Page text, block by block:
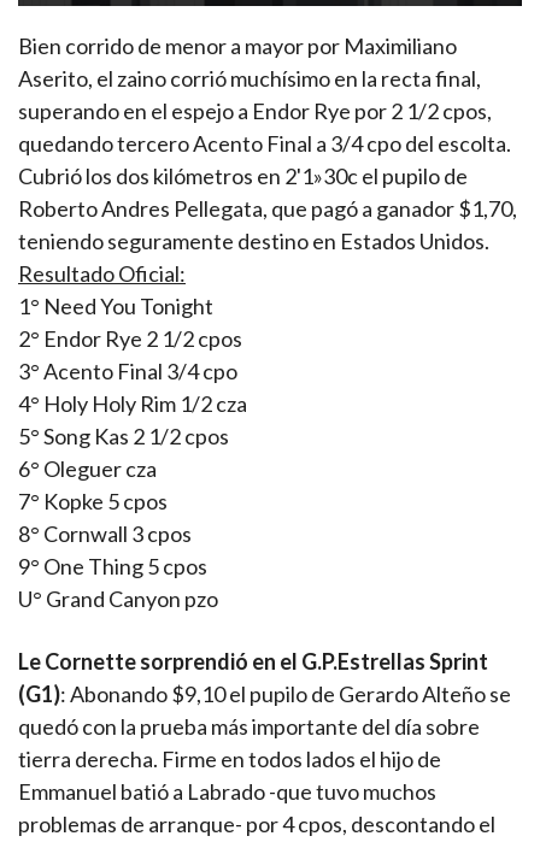
Bien corrido de menor a mayor por Maximiliano
Aserito, el zaino corrió muchísimo en la recta final,
superando en el espejo a Endor Rye por 2 1/2 cpos,
quedando tercero Acento Final a 3/4 cpo del escolta.
Cubrió los dos kilómetros en 2'1»30c el pupilo de
Roberto Andres Pellegata, que pagó a ganador $1,70,
teniendo seguramente destino en Estados Unidos.
Resultado Oficial:
1° Need You Tonight
2° Endor Rye 2 1/2 cpos
3° Acento Final 3/4 cpo
4° Holy Holy Rim 1/2 cza
5° Song Kas 2 1/2 cpos
6° Oleguer cza
7° Kopke 5 cpos
8° Cornwall 3 cpos
9° One Thing 5 cpos
U° Grand Canyon pzo
Le Cornette sorprendió en el G.P.Estrellas Sprint
(G1): Abonando $9,10 el pupilo de Gerardo Alteño se
quedó con la prueba más importante del día sobre
tierra derecha. Firme en todos lados el hijo de
Emmanuel batió a Labrado -que tuvo muchos
problemas de arranque- por 4 cpos, descontando el